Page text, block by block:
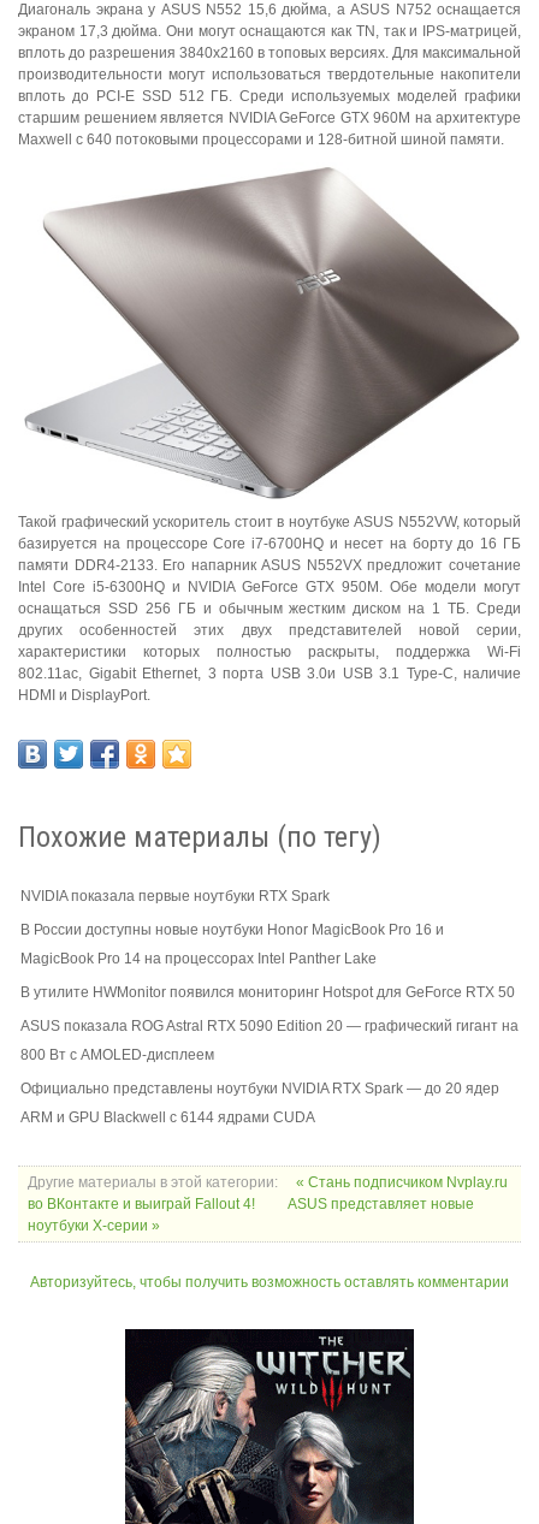
Диагональ экрана у ASUS N552 15,6 дюйма, а ASUS N752 оснащается
экраном 17,3 дюйма. Они могут оснащаются как TN, так и IPS-матрицей,
вплоть до разрешения 3840x2160 в топовых версиях. Для максимальной
производительности могут использоваться твердотельные накопители
вплоть до PCI-E SSD 512 ГБ. Среди используемых моделей графики
старшим решением является NVIDIA GeForce GTX 960M на архитектуре
Maxwell c 640 потоковыми процессорами и 128-битной шиной памяти.
Такой графический ускоритель стоит в ноутбуке ASUS N552VW, который
базируется на процессоре Core i7-6700HQ и несет на борту до 16 ГБ
памяти DDR4-2133. Его напарник ASUS N552VX предложит сочетание
Intel Core i5-6300HQ и NVIDIA GeForce GTX 950M. Обе модели могут
оснащаться SSD 256 ГБ и обычным жестким диском на 1 ТБ. Среди
других особенностей этих двух представителей новой серии,
характеристики которых полностью раскрыты, поддержка Wi-Fi
802.11ac, Gigabit Ethernet, 3 порта USB 3.0и USB 3.1 Type-C, наличие
HDMI и DisplayPort.
Похожие материалы (по тегу)
NVIDIA показала первые ноутбуки RTX Spark
В России доступны новые ноутбуки Honor MagicBook Pro 16 и
MagicBook Pro 14 на процессорах Intel Panther Lake
В утилите HWMonitor появился мониторинг Hotspot для GeForce RTX 50
ASUS показала ROG Astral RTX 5090 Edition 20 — графический гигант на
800 Вт с AMOLED-дисплеем
Официально представлены ноутбуки NVIDIA RTX Spark — до 20 ядер
ARM и GPU Blackwell с 6144 ядрами CUDA
Другие материалы в этой категории:
« Стань подписчиком Nvplay.ru
во ВКонтакте и выиграй Fallout 4!
ASUS представляет новые
ноутбуки X-серии »
Авторизуйтесь, чтобы получить возможность оставлять комментарии